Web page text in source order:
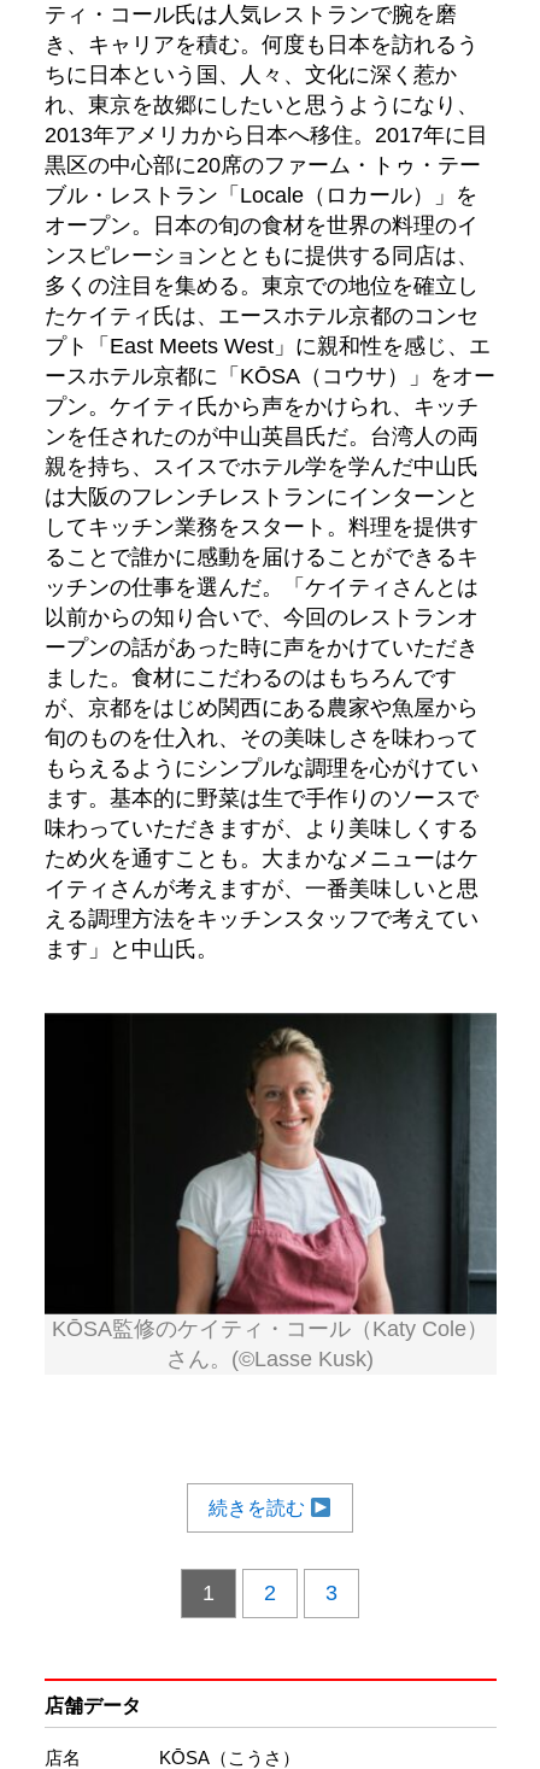
ティ・コール氏は人気レストランで腕を磨
き、キャリアを積む。何度も日本を訪れるう
ちに日本という国、人々、文化に深く惹か
れ、東京を故郷にしたいと思うようになり、
2013年アメリカから日本へ移住。2017年に目
黒区の中心部に20席のファーム・トゥ・テー
ブル・レストラン「Locale（ロカール）」を
オープン。日本の旬の食材を世界の料理のイ
ンスピレーションとともに提供する同店は、
多くの注目を集める。東京での地位を確立し
たケイティ氏は、エースホテル京都のコンセ
プト「East Meets West」に親和性を感じ、エ
ースホテル京都に「KŌSA（コウサ）」をオー
プン。ケイティ氏から声をかけられ、キッチ
ンを任されたのが中山英昌氏だ。台湾人の両
親を持ち、スイスでホテル学を学んだ中山氏
は大阪のフレンチレストランにインターンと
してキッチン業務をスタート。料理を提供す
ることで誰かに感動を届けることができるキ
ッチンの仕事を選んだ。「ケイティさんとは
以前からの知り合いで、今回のレストランオ
ープンの話があった時に声をかけていただき
ました。食材にこだわるのはもちろんです
が、京都をはじめ関西にある農家や魚屋から
旬のものを仕入れ、その美味しさを味わって
もらえるようにシンプルな調理を心がけてい
ます。基本的に野菜は生で手作りのソースで
味わっていただきますが、より美味しくする
ため火を通すことも。大まかなメニューはケ
イティさんが考えますが、一番美味しいと思
える調理方法をキッチンスタッフで考えてい
ます」と中山氏。
KŌSA監修のケイティ・コール（Katy Cole）
さん。(©Lasse Kusk)
続きを読む
1 2 3
店舗データ
店名 KŌSA（こうさ）